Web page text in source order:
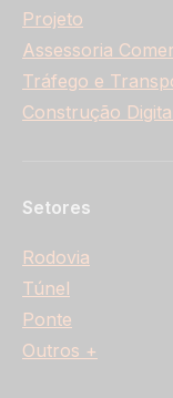
Projeto
Assessoria
Tráfego e
Construção
Setores
Rodovia
Túnel
Ponte
Outros +